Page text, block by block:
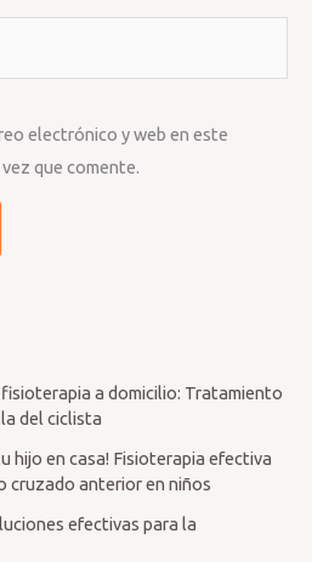
electrónico y web en este
que comente.
a domicilio: Tratamiento
del ciclista
hijo en casa! Fisioterapia efectiva
cruzado anterior en niños
efectivas para la